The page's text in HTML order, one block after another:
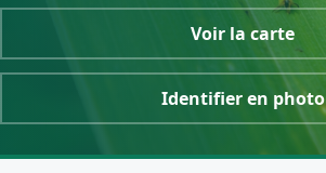
Voir la carte
Identifier en photo